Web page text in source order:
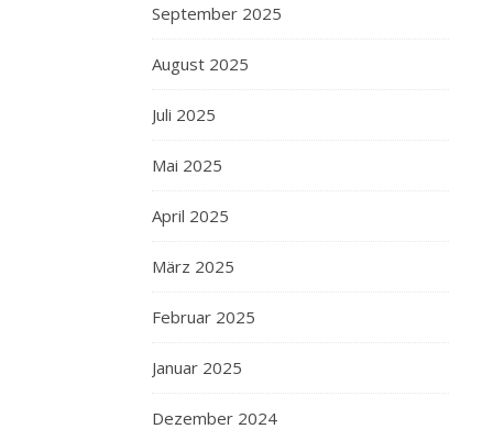
September 2025
August 2025
Juli 2025
Mai 2025
April 2025
März 2025
Februar 2025
Januar 2025
Dezember 2024